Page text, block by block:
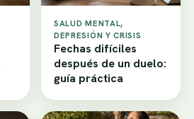
SALUD MENTAL,
DEPRESIÓN Y CRISIS
Fechas difíciles
después de un duelo:
guía práctica